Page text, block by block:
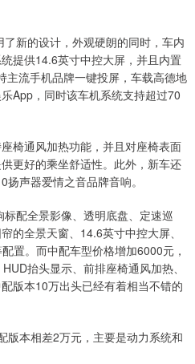
新的设计，外观硬朗的同时，车内
提供14.6英寸中控大屏，并且内置
主流手机品牌一键投屏，车载高德地
App，同时该车机系统支持超过70
椅通风加热功能，并且对座椅表面
更好的乘坐舒适性。此外，新车还
声器爱情之音品牌音响。
配全景影像、透明底盘、定速巡
的全景天窗、14.6英寸中控大屏、
置。而中配车型价格增加6000元，
抬头显示、前排座椅通风加热、
版本10万出头已经有着相当不错的
版本相差2万元，主要是动力系统和